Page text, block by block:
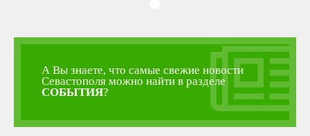
А Вы знаете, что самые свежие новости
Севастополя можно найти в разделе
СОБЫТИЯ?